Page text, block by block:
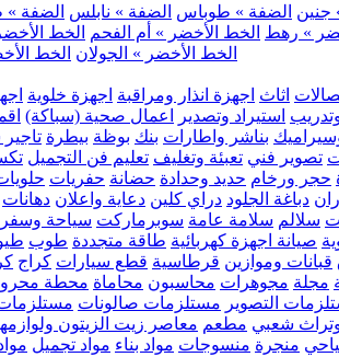
جنين الضفة » طوباس الضفة » نابلس الضفة
» رهط الخط الأخضر » أم الفحم الخط
الخط الأخضر » الجولان الخط
اثاث اجهزة انذار ومراقبة اجهزة خلوية
استيراد وتصدير اعمال صحية (سباكة)
بناشر واطارات بنك بوظة بيطرة
تصوير فني تعبئة وتغليف تعليم فن التجميل
حجر ورخام حديد وحدادة حضانة حفريات
دباغة الجلود دراي كلين دعاية واعلان دهانات
سلالم سلامة عامة سوبرماركت سياحة وسفر
صيانة اجهزة كهربائية طاقة متجددة طوب
قبانات وموازين قرطاسية قطع سيارات كراج
مجلة مجوهرات محاسبون محاماة محطة
التصوير مستلزمات صالونات
شعبي مطعم معاصر زيت الزيتون
منجرة منسوجات مواد بناء مواد تجميل